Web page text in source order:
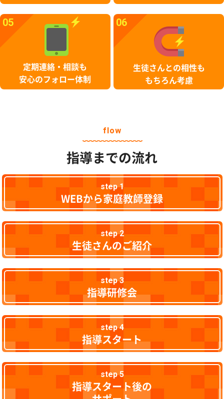
05
定期連絡・相談も
安心のフォロー体制
06
生徒さんとの相性も
もちろん考慮
flow
指導までの流れ
step 1
WEBから家庭教師登録
step 2
生徒さんのご紹介
step 3
指導研修会
step 4
指導スタート
step 5
指導スタート後の